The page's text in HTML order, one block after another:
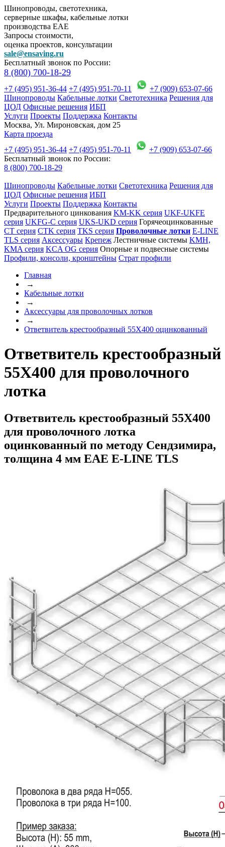
Шинопроводы, светотехника,
серверные шкафы, кабельные лотки
производства EAE
Запросы стоимости,
оценка проектов, консультации
sale@ensaving.ru
Бесплатный звонок по России:
8 (800) 700-18-29
+7 (495) 951-36-44 +7 (495) 951-70-11
+7 (909) 653-07-66
Шинопроводы Кабельные лотки Светотехника Решения для
ЦОД Офисные решения ИБП
Услуги Проекты Поддержка Контакты
Москва, Ул. Мироновская, дом 25
Карта проезда
+7 (495) 951-36-44 +7 (495) 951-70-11
+7 (909) 653-07-66
Бесплатный звонок по России:
8 (800) 700-18-29
Шинопроводы Кабельные лотки Светотехника Решения для
ЦОД Офисные решения ИБП
Услуги Проекты Поддержка Контакты
Предварительного цинкования KM-KK серия UKF-UKFE
серия UKFG-C серия UKS-UKD серия Горячеоцинкованные
CT серия CTK серия TKS серия Проволочные лотки E-LINE
TLS серия Аксессуары Крепеж Лестничные системы KMH,
KMA серия KCA OG серия Опорные и подвесные системы
Профили, консоли, кронштейны Страт профили
Главная
→
Кабельные лотки
→
Аксессуары для проволочных лотков
→
Ответвитель крестообразный 55Х400 оцинкованный
Ответвитель крестообразный
55Х400 для проволочного
лотка
Ответвитель крестообразный 55Х400
для проволочного лотка
оцинкованный по методу Сендзимира,
толщина 4 мм ЕАЕ E-LINE TLS